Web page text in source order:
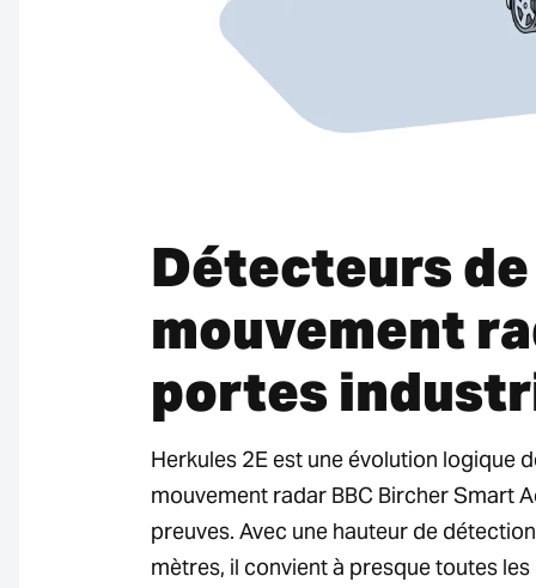
Détecteurs de
mouvement
portes
Herkules 2E est une évolution logique
mouvement radar BBC Bircher Smart
preuves. Avec une hauteur de
mètres, il convient à presque toutes